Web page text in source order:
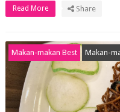
Read More Share
Makan-makan Best Makan-